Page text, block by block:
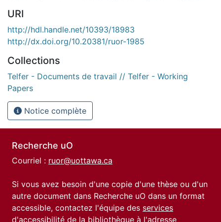
URI
http://hdl.handle.net/10393/18983
http://dx.doi.org/10.20381/ruor-1985
Collections
Telfer - Documents de travail // Telfer - Working
Papers
Notice complète
Recherche uO
Courriel : ruor@uottawa.ca
Si vous avez besoin d'une copie d'une thèse ou d'un
autre document dans Recherche uO dans un format
accessible, contactez l'équipe des services
d'accessibilité de la bibliothèque à l'adresse